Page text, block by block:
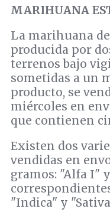
MARIHUANA
La marihuana
producida por
terrenos bajo
sometidas a un
producto, se
miércoles en
que contienen
Existen dos
vendidas en
gramos: "Alfa I"
"Indica" y